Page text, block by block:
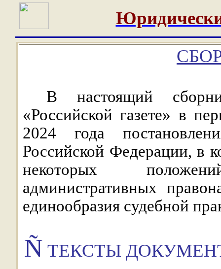
В настоящий
«Российской газете» в
2024 года
Российской Федерации, в
некоторых
административных
единообразия судебной
Ñ ТЕКСТЫ